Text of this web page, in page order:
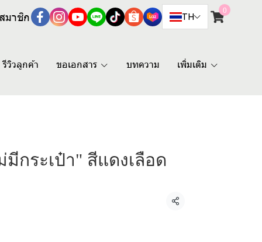
มาชิก TH
0
รีวิวลูกค้า ขอเอกสาร บทความ เพิ่มเติม
มีกระเป๋า" สีแดงเลือด
แชร์